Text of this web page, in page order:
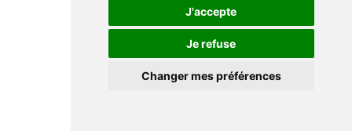
J'accepte
Je refuse
Changer mes préférences